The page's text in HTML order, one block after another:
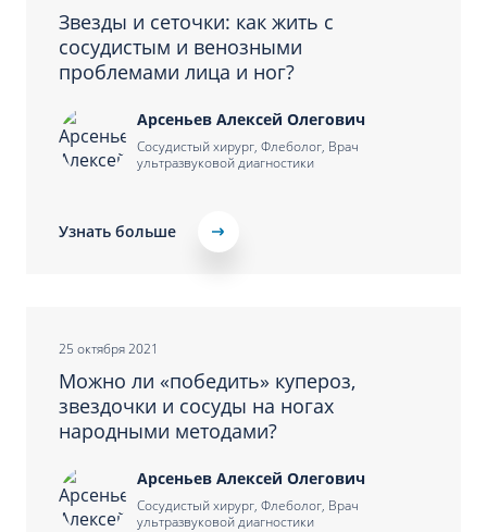
Звезды и сеточки: как жить с
сосудистым и венозными
проблемами лица и ног?
Арсеньев Алексей Олегович
Сосудистый хирург, Флеболог, Врач
ультразвуковой диагностики
Узнать больше
25 октября 2021
Можно ли «победить» купероз,
звездочки и сосуды на ногах
народными методами?
Арсеньев Алексей Олегович
Сосудистый хирург, Флеболог, Врач
ультразвуковой диагностики